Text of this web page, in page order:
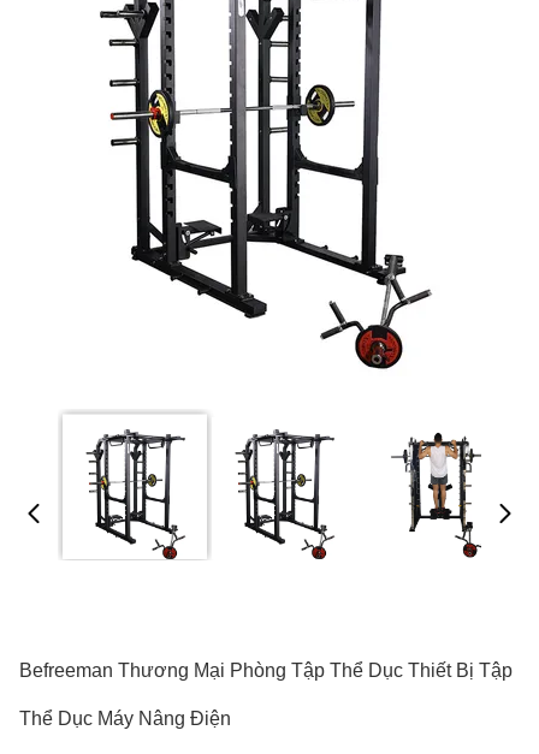
Befreeman Thương Mại Phòng Tập Thể Dục Thiết Bị Tập
Thể Dục Máy Nâng Điện